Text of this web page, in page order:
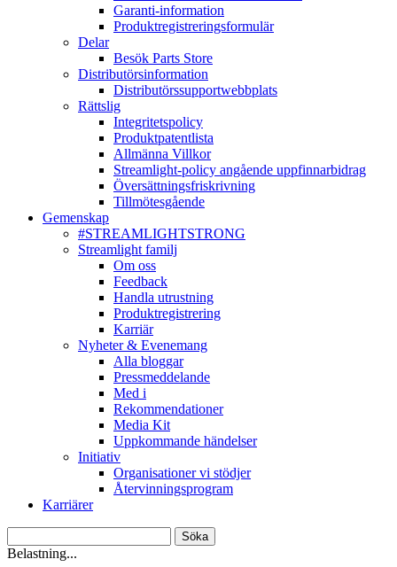
Garanti-information
Produktregistreringsformulär
Delar
Besök Parts Store
Distributörsinformation
Distributörssupportwebbplats
Rättslig
Integritetspolicy
Produktpatentlista
Allmänna Villkor
Streamlight-policy angående uppfinnarbidrag
Översättningsfriskrivning
Tillmötesgående
Gemenskap
#STREAMLIGHTSTRONG
Streamlight familj
Om oss
Feedback
Handla utrustning
Produktregistrering
Karriär
Nyheter & Evenemang
Alla bloggar
Pressmeddelande
Med i
Rekommendationer
Media Kit
Uppkommande händelser
Initiativ
Organisationer vi stödjer
Återvinningsprogram
Karriärer
Belastning...